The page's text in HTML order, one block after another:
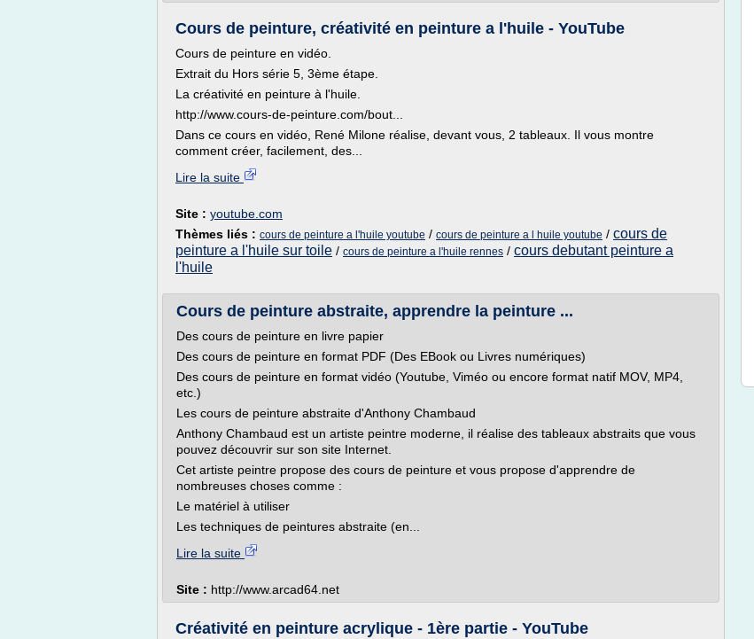
Cours de peinture, créativité en peinture a l'huile - YouTube
Cours de peinture en vidéo.
Extrait du Hors série 5, 3ème étape.
La créativité en peinture à l'huile.
http://www.cours-de-peinture.com/bout...
Dans ce cours en vidéo, René Milone réalise, devant vous, 2 tableaux. Il vous montre
comment créer, facilement, des...
Lire la suite
Site : youtube.com
Thèmes liés : cours de peinture a l'huile youtube / cours de peinture a l huile youtube / cours de
peinture a l'huile sur toile / cours de peinture a l'huile rennes / cours debutant peinture a
l'huile
Cours de peinture abstraite, apprendre la peinture ...
Des cours de peinture en livre papier
Des cours de peinture en format PDF (Des EBook ou Livres numériques)
Des cours de peinture en format vidéo (Youtube, Viméo ou encore format natif MOV, MP4,
etc.)
Les cours de peinture abstraite d'Anthony Chambaud
Anthony Chambaud est un artiste peintre moderne, il réalise des tableaux abstraits que vous
pouvez découvrir sur son site Internet.
Cet artiste peintre propose des cours de peinture et vous propose d'apprendre de
nombreuses choses comme :
Le matériel à utiliser
Les techniques de peintures abstraite (en...
Lire la suite
Site : http://www.arcad64.net
Créativité en peinture acrylique - 1ère partie - YouTube